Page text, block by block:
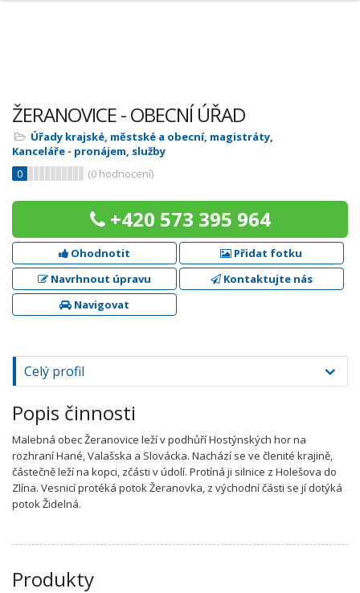
ŽERANOVICE - OBECNÍ ÚŘAD
Úřady krajské, městské a obecní, magistráty,
Kanceláře - pronájem, služby
0
(0 hodnocení)
+420 573 395 964
Ohodnotit
Přidat fotku
Navrhnout úpravu
Kontaktujte nás
Navigovat
Celý profil
Popis činnosti
Malebná obec Žeranovice leží v podhůří Hostýnských hor na
rozhraní Hané, Valašska a Slovácka. Nachází se ve členité krajině,
částečně leží na kopci, zčásti v údolí. Protíná ji silnice z Holešova do
Zlína. Vesnicí protéká potok Žeranovka, z východní části se jí dotýká
potok Židelná.
Produkty